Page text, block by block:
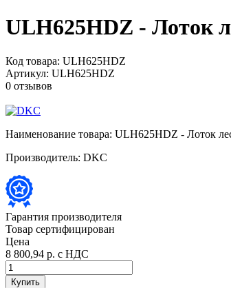
ULH625HDZ - Лоток
Код товара: ULH625HDZ
Артикул: ULH625HDZ
0 отзывов
Наименование товара: ULH625HDZ - Лоток
Производитель: DKC
Гарантия производителя
Товар сертифицирован
Цена
8 800,94 р. с НДС
Купить